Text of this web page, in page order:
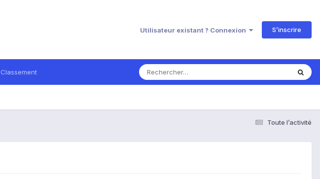
Utilisateur existant ? Connexion S’inscrire
Classement
Toute l’activité